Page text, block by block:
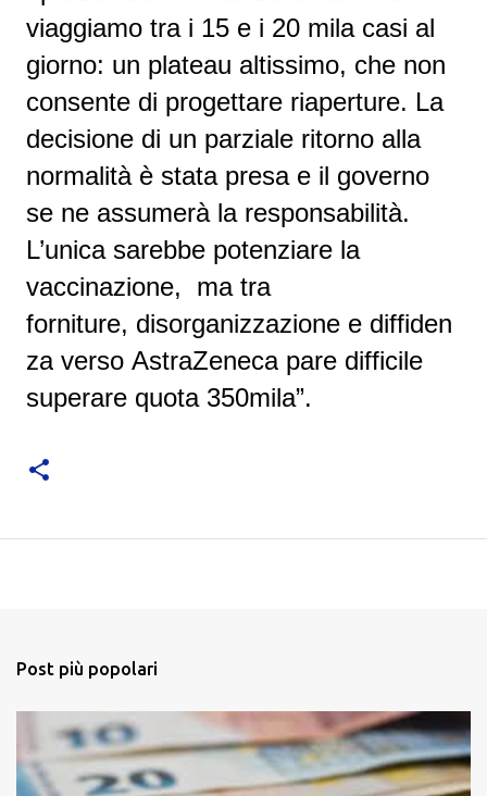
viaggiamo tra i 15 e i 20 mila casi al
giorno: un plateau altissimo, che non
consente di progettare riaperture. La
decisione di un parziale ritorno alla
normalità è stata presa e il governo
se ne assumerà la responsabilità.
L’unica sarebbe potenziare la
vaccinazione, ma tra
forniture, disorganizzazione e diffiden
za verso AstraZeneca pare difficile
superare quota 350mila”.
Post più popolari